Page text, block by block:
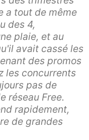
a tout de même
des 4,
plaie, et au
avait cassé les
des promos
les concurrents
pas de
réseau Free.
rapidement,
de grandes